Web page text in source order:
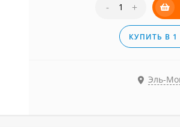
- +
КУПИТЬ В
Эль-